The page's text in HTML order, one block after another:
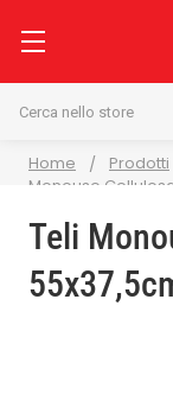
Home Prodotti
Monouso
Teli